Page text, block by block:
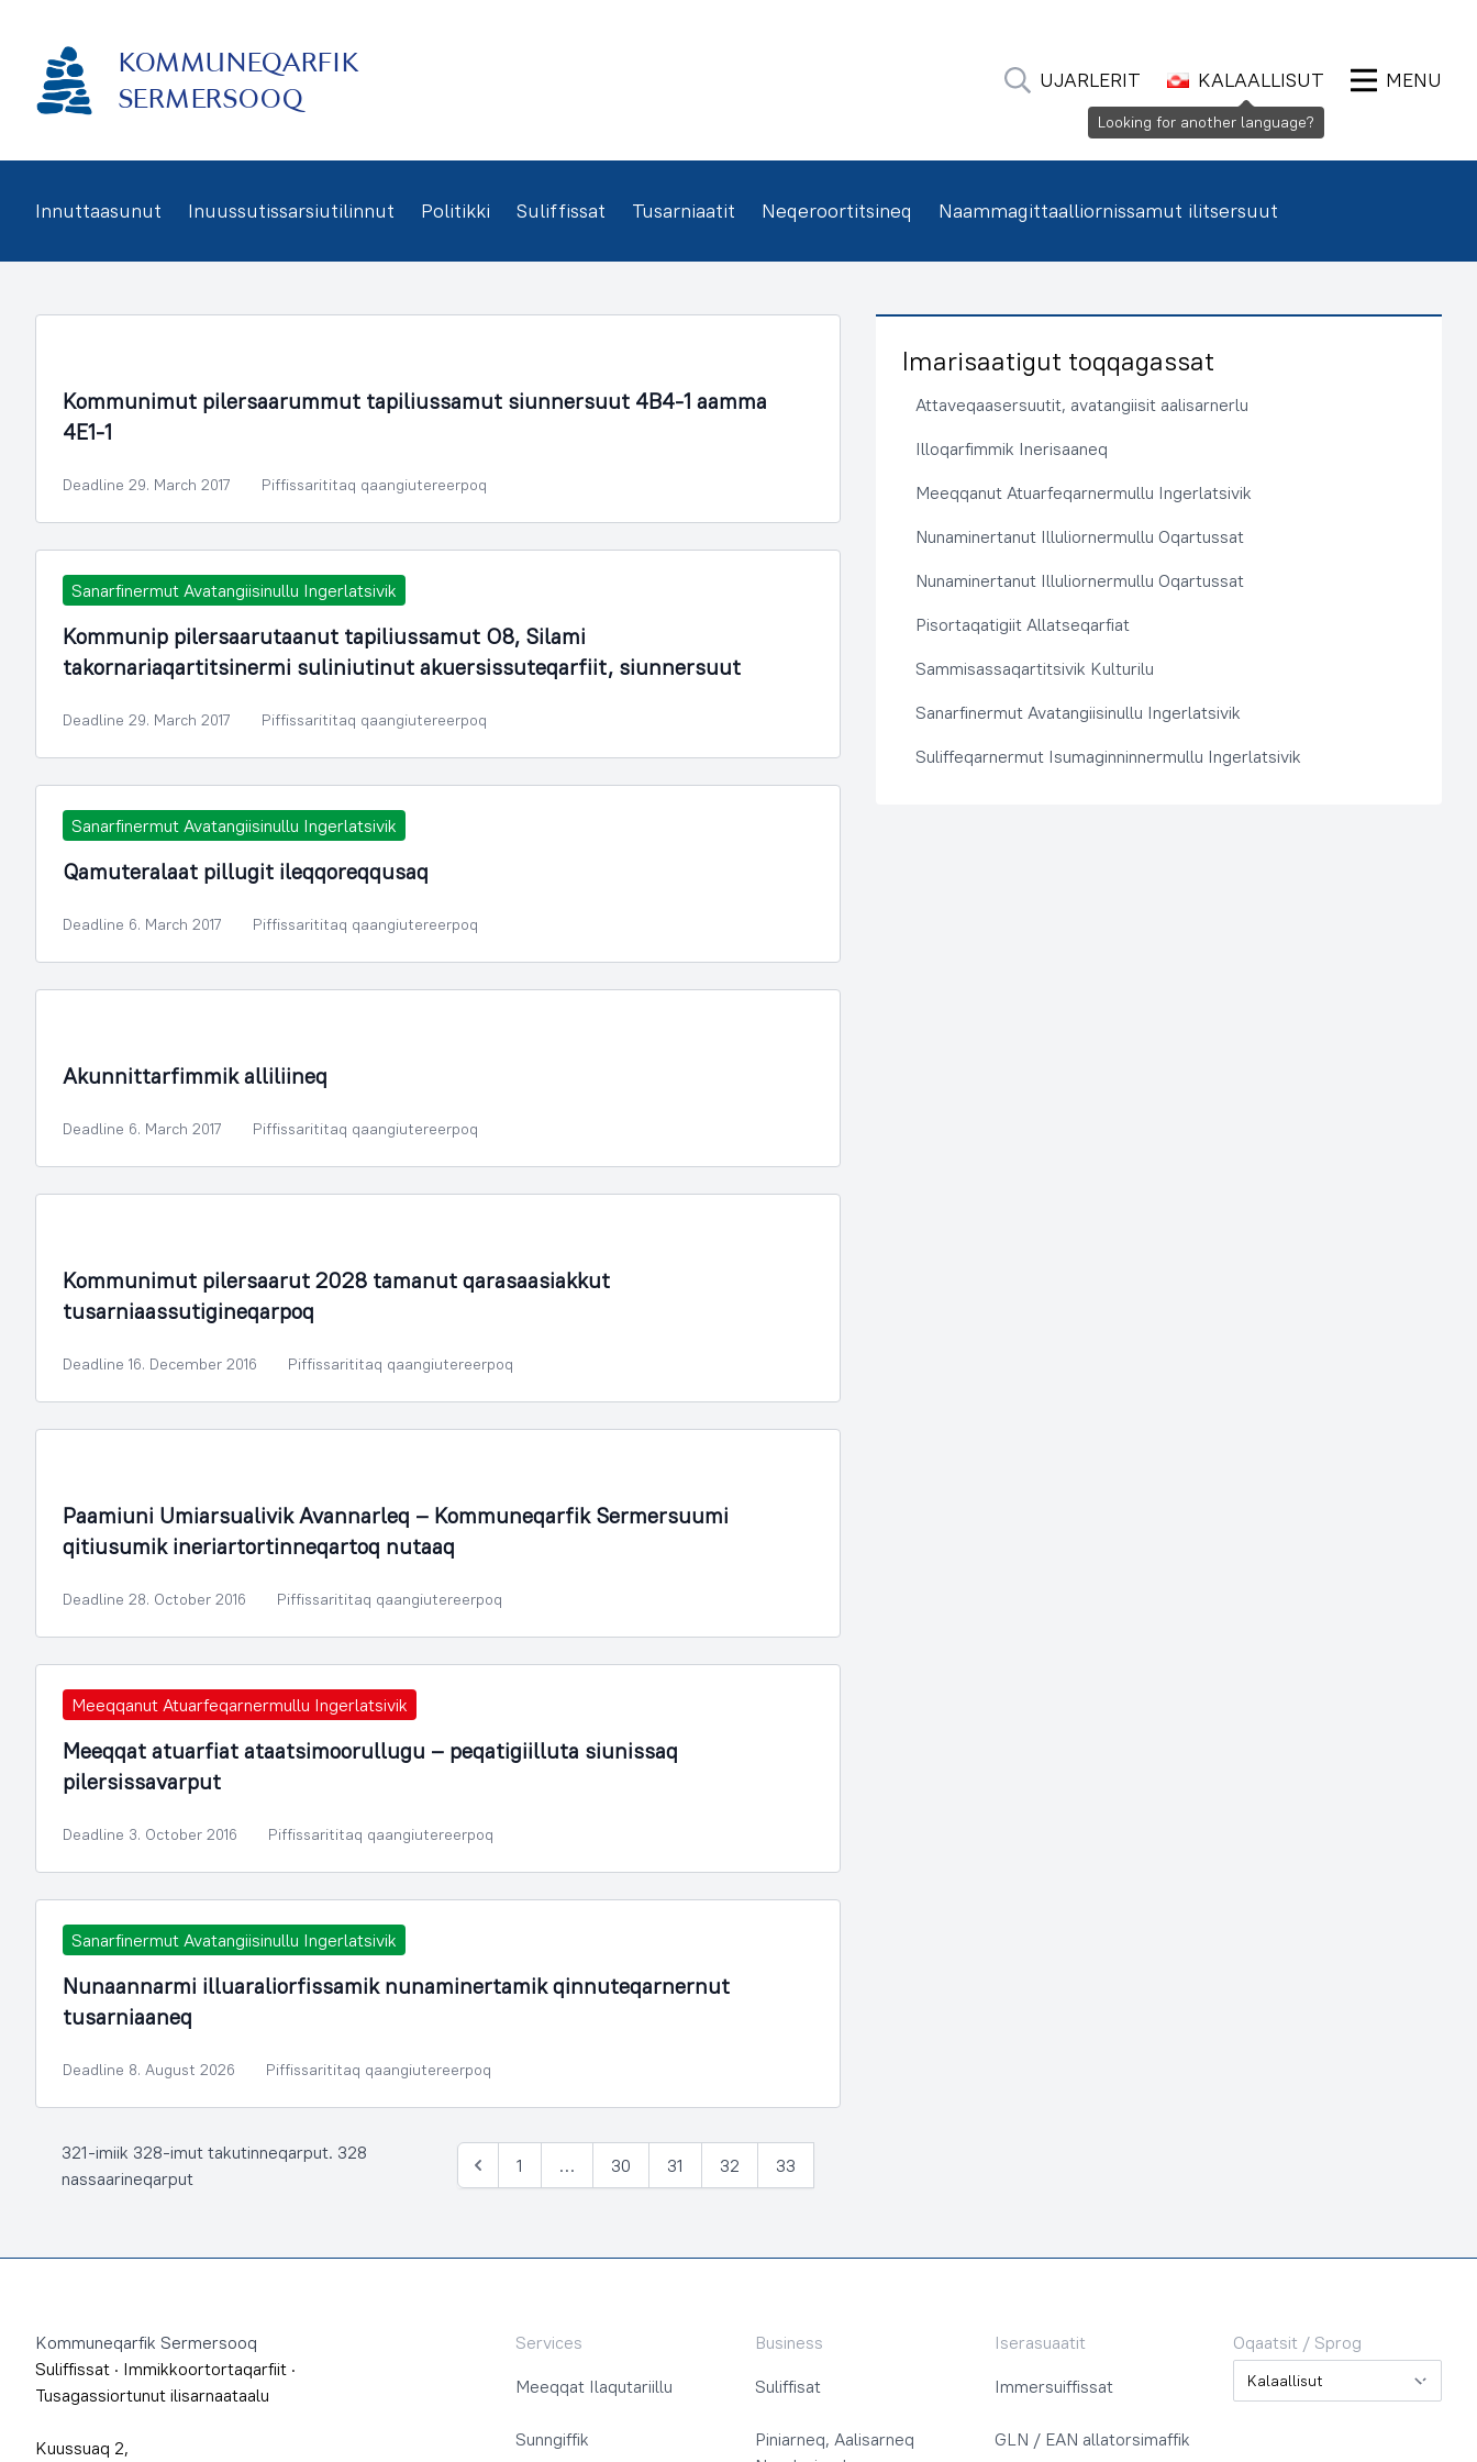
KOMMUNEQARFIK
SERMERSOOQ
UJARLERIT KALAALLISUT MENU
Innuttaasunut Inuussutissarsiutilinnut Politikki Suliffissat Tusarniaatit Neqeroortitsineq Naammagittaalliornissamut ilitsersuut
Kommunimut pilersaarummut tapiliussamut siunnersuut 4B4-1 aamma
4E1-1
Deadline 29. March 2017 Piffissarititaq qaangiutereerpoq
Sanarfinermut Avatangiisinullu Ingerlatsivik
Kommunip pilersaarutaanut tapiliussamut O8, Silami
takornariaqartitsinermi suliniutinut akuersissuteqarfiit, siunnersuut
Deadline 29. March 2017 Piffissarititaq qaangiutereerpoq
Sanarfinermut Avatangiisinullu Ingerlatsivik
Qamuteralaat pillugit ileqqoreqqusaq
Deadline 6. March 2017 Piffissarititaq qaangiutereerpoq
Akunnittarfimmik alliliineq
Deadline 6. March 2017 Piffissarititaq qaangiutereerpoq
Kommunimut pilersaarut 2028 tamanut qarasaasiakkut
tusarniaassutigineqarpoq
Deadline 16. December 2016 Piffissarititaq qaangiutereerpoq
Paamiuni Umiarsualivik Avannarleq – Kommuneqarfik Sermersuumi
qitiusumik ineriartortinneqartoq nutaaq
Deadline 28. October 2016 Piffissarititaq qaangiutereerpoq
Meeqqanut Atuarfeqarnermullu Ingerlatsivik
Meeqqat atuarfiat ataatsimoorullugu – peqatigiilluta siunissaq
pilersissavarput
Deadline 3. October 2016 Piffissarititaq qaangiutereerpoq
Sanarfinermut Avatangiisinullu Ingerlatsivik
Nunaannarmi illuaraliorfissamik nunaminertamik qinnuteqarnernut
tusarniaaneq
Deadline 8. August 2026 Piffissarititaq qaangiutereerpoq
321-imiik 328-imut takutinneqarput. 328
nassaarineqarput
Siulia
1 … 30 31 32 33
Imarisaatigut toqqagassat
Attaveqaasersuutit, avatangiisit aalisarnerlu
Illoqarfimmik Inerisaaneq
Meeqqanut Atuarfeqarnermullu Ingerlatsivik
Nunaminertanut Illuliornermullu Oqartussat
Nunaminertanut Illuliornermullu Oqartussat
Pisortaqatigiit Allatseqarfiat
Sammisassaqartitsivik Kulturilu
Sanarfinermut Avatangiisinullu Ingerlatsivik
Suliffeqarnermut Isumaginninnermullu Ingerlatsivik
Kommuneqarfik Sermersooq
Suliffissat · Immikkoortortaqarfiit ·
Tusagassiortunut ilisarnaataalu
Kuussuaq 2,
Services
Meeqqat Ilaqutariillu
Sunngiffik
Business
Suliffisat
Piniarneq, Aalisarneq
Iserasuaatit
Immersuiffissat
GLN / EAN allatorsimaffik
Oqaatsit / Sprog
Oqaatsit / Sprog
Looking for another language?